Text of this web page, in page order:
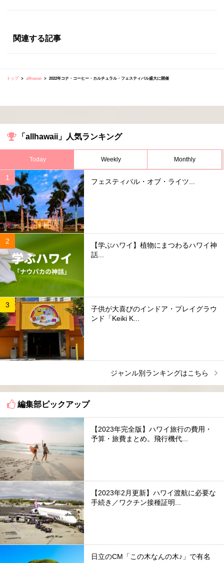
関連する記事
トップ allhawaii 2022年コナ・コーヒー・カルチュラル・フェスティバル盛大に開催
「allhawaii」人気ランキング
Today Weekly Monthly
フェスティバル・オブ・ライツ...
【学ぶハワイ】植物にまつわるハワイ神
話...
子供が大喜びのインドア・プレイグラウ
ンド「Keiki K...
ジャンル別ランキングはこちら
編集部ピックアップ
【2023年完全版】ハワイ旅行の費用・
予算・旅費まとめ。飛行機代...
【2023年2月更新】ハワイ渡航に必要な
手続き／ワクチン接種証明...
日立のCM「この木なんの木♪」で有名